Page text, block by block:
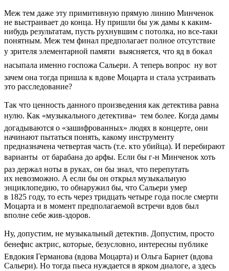
Меж тем даже эту примитивную прямую линию Минченок
не выстраивает до конца. Ну пришли бы уж дамы к каким-
нибудь результатам, пусть рухнувшим с потолка, но все-таки
понятным. Меж тем финал предполагает полное отсутствие
у зрителя элементарной памяти  выясняется, что яд в бокал
насыпала именно госпожа Сальери. А теперь вопрос  ну вот
зачем она тогда пришла к вдове Моцарта и стала устраивать
это расследование?
Так что ценность данного произведения как детектива равна
нулю. Как «музыкального детектива»  тем более. Когда дамы
догадываются о «зашифрованных» людях в концерте, они
начинают пытаться понять, какому инструменту
предназначена четвертая часть (т.е. кто убийца). И перебирают
варианты  от барабана до арфы. Если бы г-н Минченок хоть
раз держал ноты в руках, он бы знал, что перепутать
их невозможно. А если бы он открыл музыкальную
энциклопедию, то обнаружил бы, что Сальери умер
в 1825 году, то есть через тридцать четыре года после смерти
Моцарта и в момент предполагаемой встречи вдов был
вполне себе жив-здоров.
Ну, допустим, не музыкальный детектив. Допустим, просто
бенефис актрис, которые, безусловно, интересны публике 
Евдокия Германова (вдова Моцарта) и Ольга Барнет (вдова
Сальери). Но тогда пьеса нуждается в ярком диалоге, а здесь